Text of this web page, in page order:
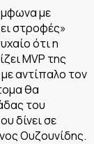
με
στροφές»
ότι η
MVP της
αντίπαλο τον
θα
του
δίνει σε
Ουζουνίδης.